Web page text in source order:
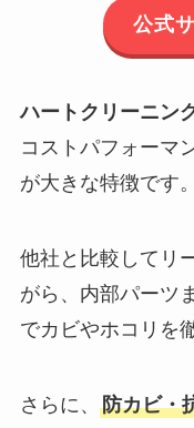
公式
ハートクリーニン
コストパフォーマ
が大きな特徴です。
他社と比較してリ
がら、内部パーツ
でカビやホコリを
さらに、 防カビ・